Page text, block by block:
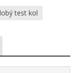
test kol